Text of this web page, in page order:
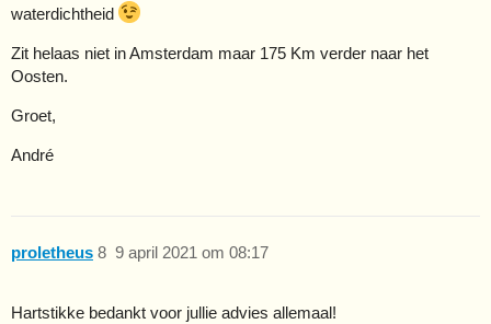
waterdichtheid
Zit helaas niet in Amsterdam maar 175 Km verder naar het
Oosten.
Groet,
André
proletheus 9 april 2021 om 08:17
8
Hartstikke bedankt voor jullie advies allemaal!